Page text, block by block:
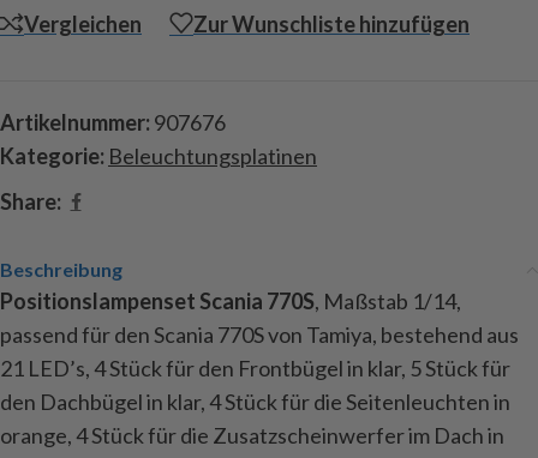
Vergleichen Zur Wunschliste hinzufügen
Artikelnummer: 907676
Kategorie: Beleuchtungsplatinen
Share:
Beschreibung
Positionslampenset Scania 770S, Maßstab 1/14,
passend für den Scania 770S von Tamiya, bestehend aus
21 LED’s, 4 Stück für den Frontbügel in klar, 5 Stück für
den Dachbügel in klar, 4 Stück für die Seitenleuchten in
orange, 4 Stück für die Zusatzscheinwerfer im Dach in